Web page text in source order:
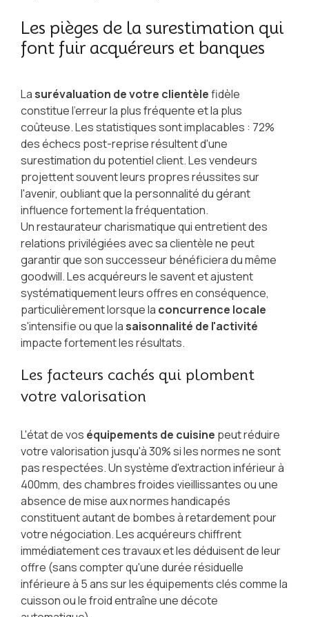
Les pièges de la surestimation qui
font fuir acquéreurs et banques
La surévaluation de votre clientèlefidèle
constitue l'erreur la plus fréquente et la plus
coûteuse. Les statistiques sont implacables : 72%
des échecs post-reprise résultent d'une
surestimation du potentiel client. Les vendeurs
projettent souvent leurs propres réussites sur
l'avenir, oubliant que la personnalité du gérant
influence fortement la fréquentation.
Un restaurateur charismatique qui entretient des
relations privilégiées avec sa clientèle ne peut
garantir que son successeur bénéficiera du même
goodwill. Les acquéreurs le savent et ajustent
systématiquement leurs offres en conséquence,
particulièrement lorsque la concurrence locale
s'intensifie ou que la saisonnalité de l'activité
impacte fortement les résultats.
Les facteurs cachés qui plombent
votre valorisation
L'état de vos équipements de cuisine peut réduire
votre valorisation jusqu'à 30% si les normes ne sont
pas respectées. Un système d'extraction inférieur à
400mm, des chambres froides vieillissantes ou une
absence de mise aux normes handicapés
constituent autant de bombes à retardement pour
votre négociation. Les acquéreurs chiffrent
immédiatement ces travaux et les déduisent de leur
offre (sans compter qu'une durée résiduelle
inférieure à 5 ans sur les équipements clés comme la
cuisson ou le froid entraîne une décote